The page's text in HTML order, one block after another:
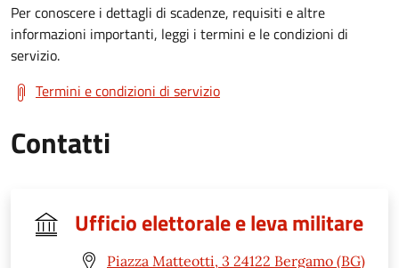
Per conoscere i dettagli di scadenze, requisiti e altre
informazioni importanti, leggi i termini e le condizioni di
servizio.
Termini e condizioni di servizio
Contatti
Ufficio elettorale e leva militare
Piazza Matteotti, 3 24122 Bergamo (BG)